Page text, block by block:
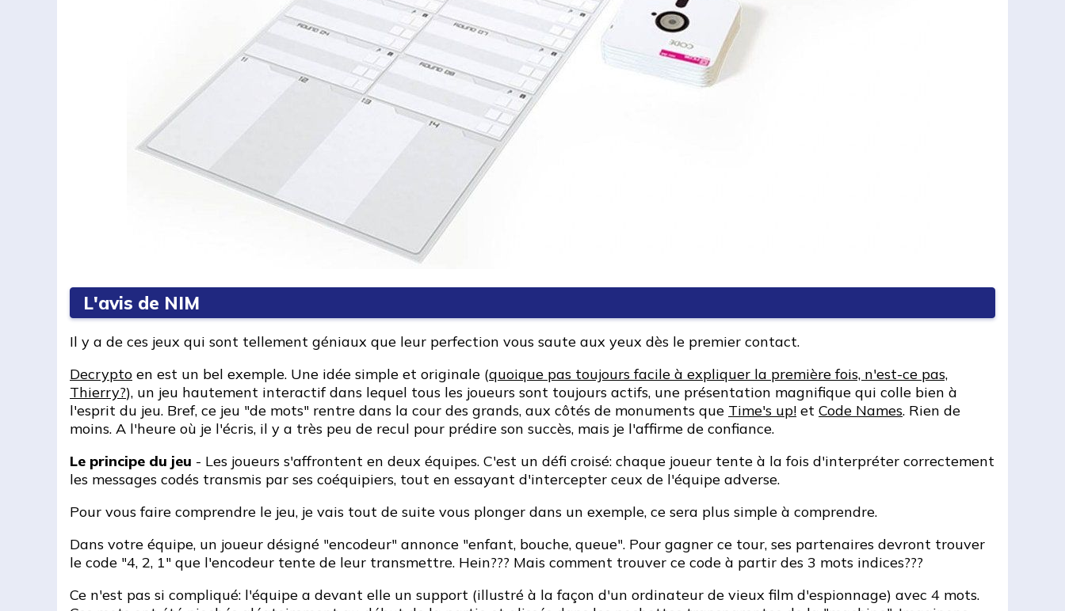
L'avis de NIM
Il y a de ces jeux qui sont tellement géniaux que leur perfection vous saute aux yeux dès le premier contact.
Decrypto en est un bel exemple. Une idée simple et originale (quoique pas toujours facile à expliquer la première fois, n'est-ce pas,
Thierry?), un jeu hautement interactif dans lequel tous les joueurs sont toujours actifs, une présentation magnifique qui colle bien à
l'esprit du jeu. Bref, ce jeu "de mots" rentre dans la cour des grands, aux côtés de monuments que Time's up! et Code Names. Rien de
moins. A l'heure où je l'écris, il y a très peu de recul pour prédire son succès, mais je l'affirme de confiance.
Le principe du jeu - Les joueurs s'affrontent en deux équipes. C'est un défi croisé: chaque joueur tente à la fois d'interpréter correctement
les messages codés transmis par ses coéquipiers, tout en essayant d'intercepter ceux de l'équipe adverse.
Pour vous faire comprendre le jeu, je vais tout de suite vous plonger dans un exemple, ce sera plus simple à comprendre.
Dans votre équipe, un joueur désigné "encodeur" annonce "enfant, bouche, queue". Pour gagner ce tour, ses partenaires devront trouver
le code "4, 2, 1" que l'encodeur tente de leur transmettre. Hein??? Mais comment trouver ce code à partir des 3 mots indices???
Ce n'est pas si compliqué: l'équipe a devant elle un support (illustré à la façon d'un ordinateur de vieux film d'espionnage) avec 4 mots.